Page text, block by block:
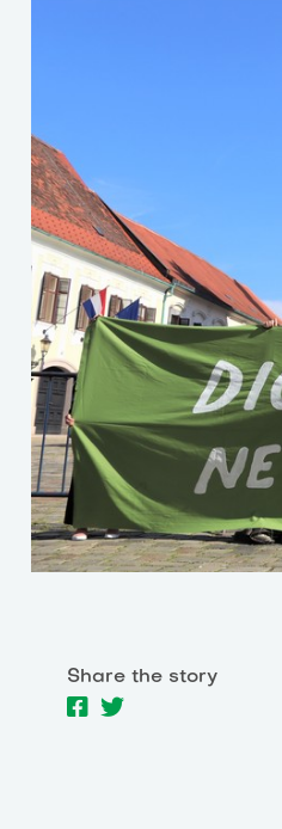
Share the story